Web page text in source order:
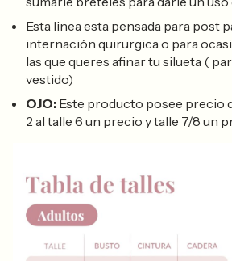
Esta linea esta pensada para post
internación quirurgica o para
las que queres afinar tu silueta (
vestido)
OJO: Este producto posee precio
2 al talle 6 un precio y talle 7/8 un